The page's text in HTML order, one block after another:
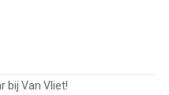
bij Van Vliet!